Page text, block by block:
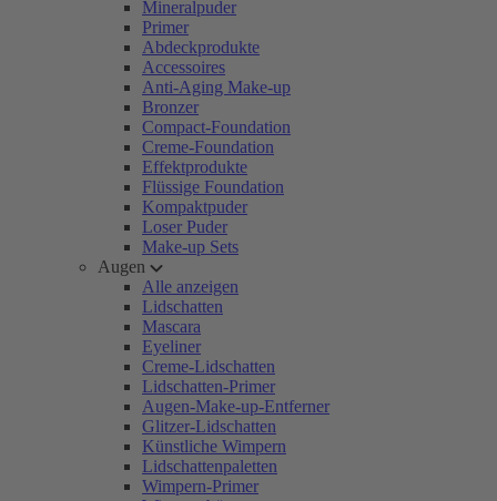
Mineralpuder
Primer
Abdeckprodukte
Accessoires
Anti-Aging Make-up
Bronzer
Compact-Foundation
Creme-Foundation
Effektprodukte
Flüssige Foundation
Kompaktpuder
Loser Puder
Make-up Sets
Augen
Alle anzeigen
Lidschatten
Mascara
Eyeliner
Creme-Lidschatten
Lidschatten-Primer
Augen-Make-up-Entferner
Glitzer-Lidschatten
Künstliche Wimpern
Lidschattenpaletten
Wimpern-Primer